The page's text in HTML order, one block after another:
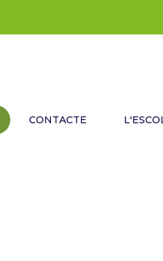
CONTACTE